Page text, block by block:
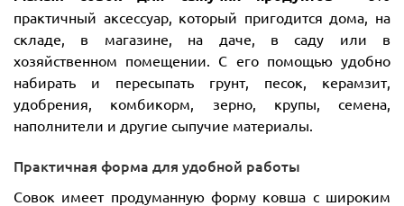
практичный аксессуар, который пригодится дома, на
складе, в магазине, на даче, в саду или в
хозяйственном помещении. С его помощью удобно
набирать и пересыпать грунт, песок, керамзит,
удобрения, комбикорм, зерно, крупы, семена,
наполнители и другие сыпучие материалы.
Практичная форма для удобной работы
Совок имеет продуманную форму ковша с широким